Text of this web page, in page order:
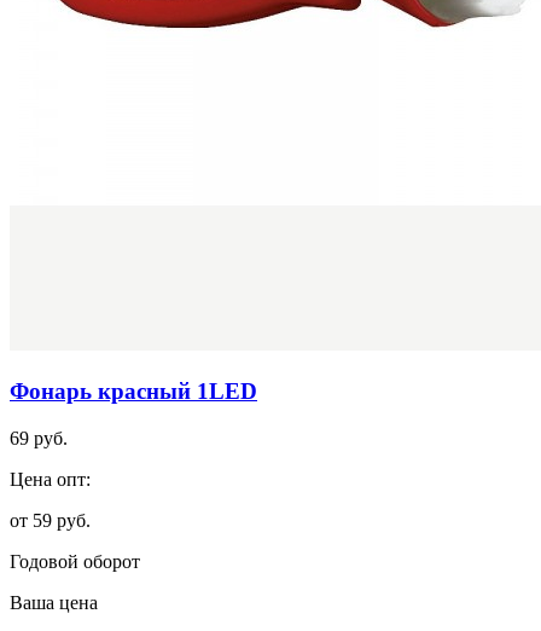
Фонарь красный 1LED
69 руб.
Цена опт:
от 59 руб.
Годовой оборот
Ваша цена